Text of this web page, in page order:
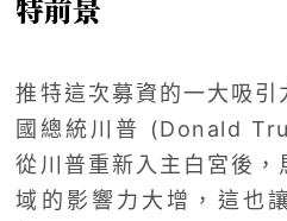
特前景
推特這次募資的一大吸引
國總統川普 (Donald
從川普重新入主白宮後
域的影響力大增，這也